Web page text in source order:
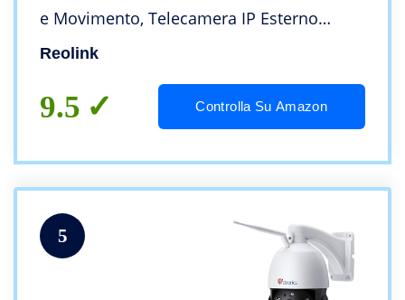
e Movimento, Telecamera IP Esterno
Impermeabile IP66, Visione Nottura IR
RLC-510A
Reolink
9.5 Controlla Su Amazon
5